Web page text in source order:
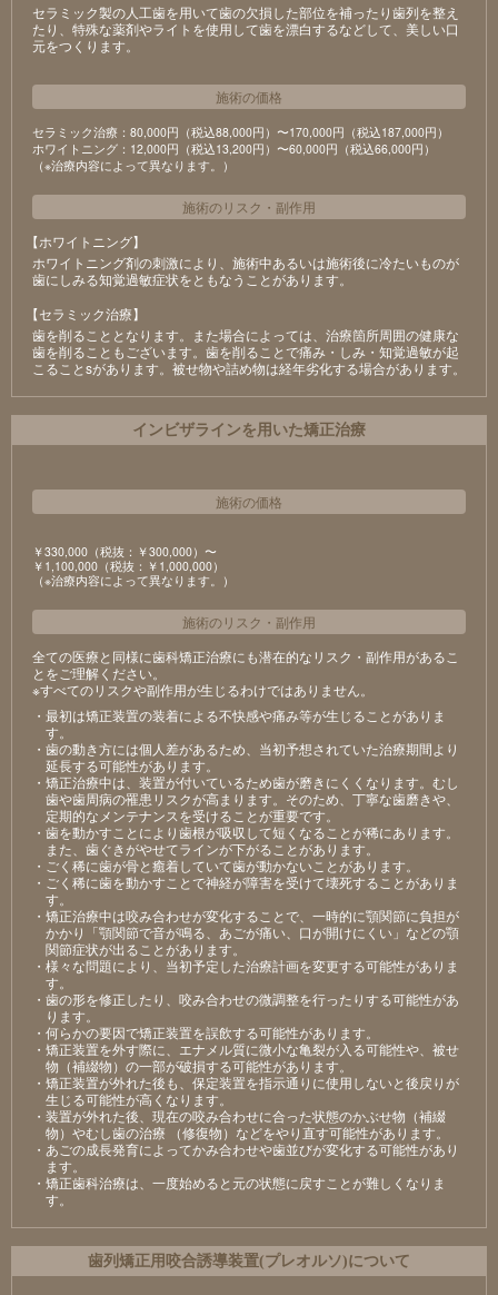
セラミック製の⼈⼯⻭を⽤いて⻭の⽋損した部位を補ったり⻭列を整え
たり、特殊な薬剤やライトを使⽤して⻭を漂⽩するなどして、美しい⼝
元をつくります。
施術の価格
セラミック治療：80,000円（税込88,000円）〜170,000円（税込187,000円）
ホワイトニング：12,000円（税込13,200円）〜60,000円（税込66,000円）
（※治療内容によって異なります。）
施術のリスク ・ 副作用
【ホワイトニング】
ホワイトニング剤の刺激により、施術中あるいは施術後に冷たいものが
⻭にしみる知覚過敏症状をともなうことがあります。
【セラミック治療】
⻭を削ることとなります。また場合によっては、治療箇所周囲の健康な
⻭を削ることもございます。⻭を削ることで痛み・しみ・知覚過敏が起
こることsがあります。被せ物や詰め物は経年劣化する場合があります。
インビザラインを用いた矯正治療
施術の価格
￥330,000（税抜：￥300,000）〜
￥1,100,000（税抜：￥1,000,000）
（※治療内容によって異なります。）
施術のリスク ・ 副作用
全ての医療と同様に歯科矯正治療にも潜在的なリスク・副作用があるこ
とをご理解ください。
※すべてのリスクや副作用が生じるわけではありません。
・最初は矯正装置の装着による不快感や痛み等が生じることがありま
す。
・歯の動き方には個人差があるため、当初予想されていた治療期間より
延長する可能性があります。
・矯正治療中は、装置が付いているため歯が磨きにくくなります。むし
歯や歯周病の罹患リスクが高まります。そのため、丁寧な歯磨きや、
定期的なメンテナンスを受けることが重要です。
・歯を動かすことにより歯根が吸収して短くなることが稀にあります。
また、歯ぐきがやせてラインが下がることがあります。
・ごく稀に歯が骨と癒着していて歯が動かないことがあります。
・ごく稀に歯を動かすことで神経が障害を受けて壊死することがありま
す。
・矯正治療中は咬み合わせが変化することで、一時的に顎関節に負担が
かかり「顎関節で音が鳴る、あごが痛い、口が開けにくい」などの顎
関節症状が出ることがあります。
・様々な問題により、当初予定した治療計画を変更する可能性がありま
す。
・歯の形を修正したり、咬み合わせの微調整を行ったりする可能性があ
ります。
・何らかの要因で矯正装置を誤飲する可能性があります。
・矯正装置を外す際に、エナメル質に微小な亀裂が入る可能性や、被せ
物（補綴物）の一部が破損する可能性があります。
・矯正装置が外れた後も、保定装置を指示通りに使用しないと後戻りが
生じる可能性が高くなります。
・装置が外れた後、現在の咬み合わせに合った状態のかぶせ物（補綴
物）やむし歯の治療 （修復物）などをやり直す可能性があります。
・あごの成長発育によってかみ合わせや歯並びが変化する可能性があり
ます。
・矯正歯科治療は、一度始めると元の状態に戻すことが難しくなりま
す。
⻭列矯正⽤咬合誘導装置(プレオルソ)について